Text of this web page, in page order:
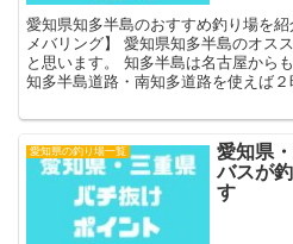
愛知県知多半島のおすすめ釣り場を
メバリング】 愛知県知多半島のオス
と思います。 知多半島は名古屋から
知多半島道路・南知多道路を使えば２
愛知県の釣り場一覧
愛知県
バスが
す